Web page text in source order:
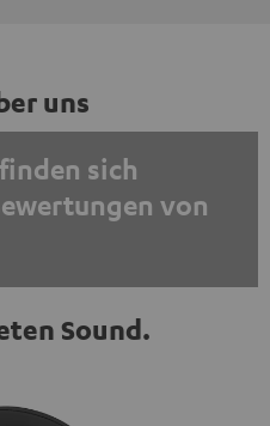
uns
sich
von
externe Inhalte. Der
Sound.